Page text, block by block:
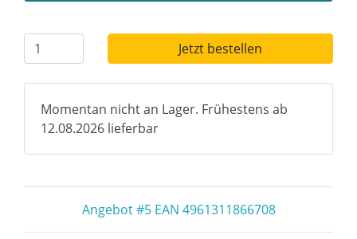
Jetzt bestellen
Momentan nicht an Lager. Frühestens ab
12.08.2026 lieferbar
Angebot #5 EAN 4961311866708